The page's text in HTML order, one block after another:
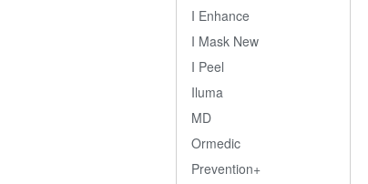
I Enhance
I Mask New
I Peel
Iluma
MD
Ormedic
Prevention+